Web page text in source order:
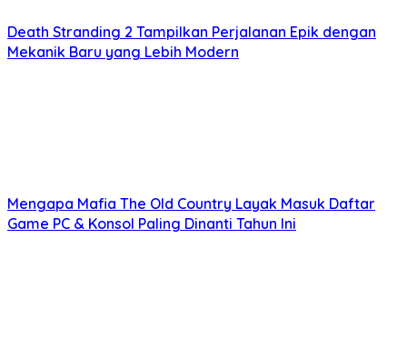
Death Stranding 2 Tampilkan Perjalanan Epik dengan
Mekanik Baru yang Lebih Modern
Mengapa Mafia The Old Country Layak Masuk Daftar
Game PC & Konsol Paling Dinanti Tahun Ini